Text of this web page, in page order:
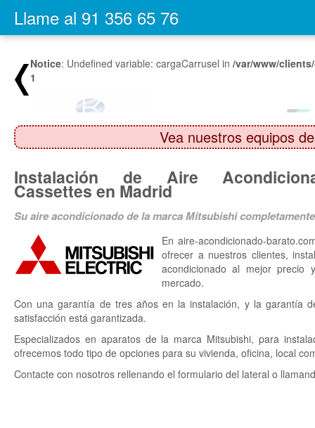
Llame al 91 356 65 76
Notice: Undefined variable: cargaCarrusel in /var/www/
1
Vea nuestros equipos
Instalación de Aire
Cassettes en Madrid
Su aire acondicionado de la marca Mitsubishi
En aire-acondicionado-
ofrecer a nuestros clientes,
acondicionado al mejor precio
mercado.
Con una garantía de tres años en la instalación, y la garantía
satisfacción está garantizada.
Especializados en aparatos de la marca Mitsubishi, para
ofrecemos todo tipo de opciones para su vivienda, oficina, local
Contacte con nosotros rellenando el formulario del lateral o